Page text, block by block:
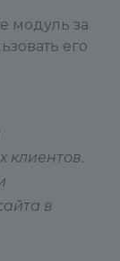
модуль за
его
клиентов.
в